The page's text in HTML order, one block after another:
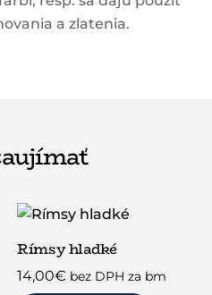
a zlatenia.
Rímsy hladké
14,00€ bez DPH za bm